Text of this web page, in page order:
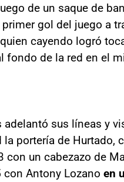
de un saque de
gol del juego a
cayendo logró
fondo de la red en el
adelantó sus líneas y
la portería de Hurtado,
con un cabezazo de
con Antony Lozano en